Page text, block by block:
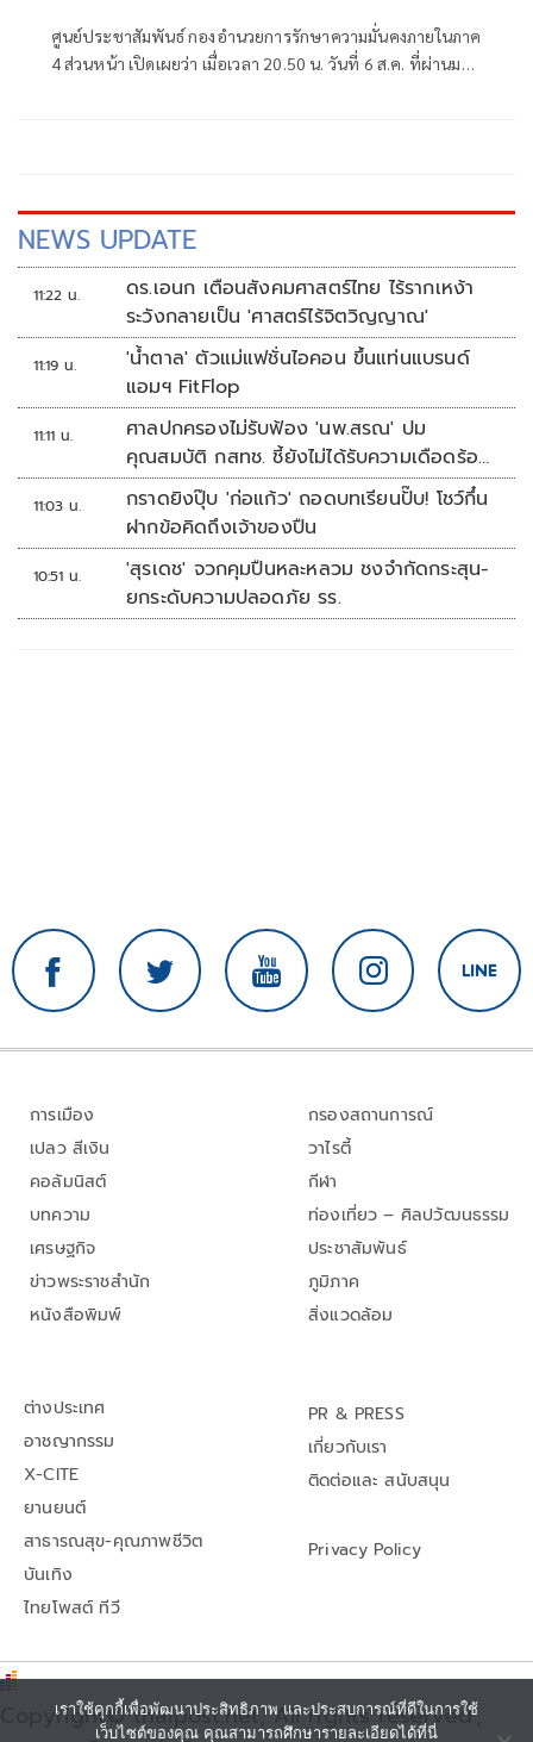
ศูนย์ประชาสัมพันธ์ กองอำนวยการรักษาความมั่นคงภายในภาค
4 ส่วนหน้า เปิดเผยว่า เมื่อเวลา 20.50 น. วันที่ 6 ส.ค. ที่ผ่านมา
NEWS UPDATE
11:22 น.
ดร.เอนก เตือนสังคมศาสตร์ไทย ไร้รากเหง้า
ระวังกลายเป็น 'ศาสตร์ไร้จิตวิญญาณ'
11:19 น.
'น้ำตาล' ตัวแม่แฟชั่นไอคอน ขึ้นแท่นแบรนด์
แอมฯ FitFlop
11:11 น.
ศาลปกครองไม่รับฟ้อง 'นพ.สรณ' ปม
คุณสมบัติ กสทช. ชี้ยังไม่ได้รับความเดือดร้อน
เสียหาย
11:03 น.
กราดยิงปุ๊บ 'ก่อแก้ว' ถอดบทเรียนปั๊บ! โชว์กึ๋น
ฝากข้อคิดถึงเจ้าของปืน
10:51 น.
'สุรเดช' จวกคุมปืนหละหลวม ชงจำกัดกระสุน-
ยกระดับความปลอดภัย รร.
การเมือง
เปลว สีเงิน
คอลัมนิสต์
บทความ
เศรษฐกิจ
ข่าวพระราชสำนัก
หนังสือพิมพ์
กรองสถานการณ์
วาไรตี้
กีฬา
ท่องเที่ยว – ศิลปวัฒนธรรม
ประชาสัมพันธ์
ภูมิภาค
สิ่งแวดล้อม
ต่างประเทศ
อาชญากรรม
X-CITE
ยานยนต์
สาธารณสุข-คุณภาพชีวิต
บันเทิง
ไทยโพสต์ ทีวี
PR & PRESS
เกี่ยวกับเรา
ติดต่อและ สนับสนุน
Privacy Policy
Copyright© thaipost.net, All rights reserved.,
เราใช้คุกกี้เพื่อพัฒนาประสิทธิภาพ และประสบการณ์ที่ดีในการใช้
เว็บไซต์ของคุณ คุณสามารถศึกษารายละเอียดได้ที่นี่